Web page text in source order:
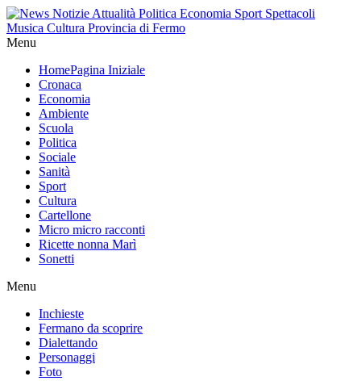
Menu
HomePagina Iniziale
Cronaca
Economia
Ambiente
Scuola
Politica
Sociale
Sanità
Sport
Cultura
Cartellone
Micro micro racconti
Ricette nonna Marì
Sonetti
Menu
Inchieste
Fermano da scoprire
Dialettando
Personaggi
Foto